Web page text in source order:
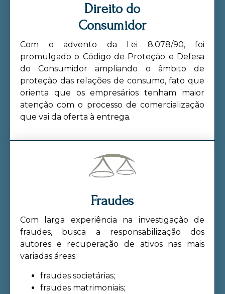
Direito do
Consumidor
Com o advento da Lei 8.078/90, foi
promulgado o Código de Proteção e Defesa
do Consumidor ampliando o âmbito de
proteção das relações de consumo, fato que
orienta que os empresários tenham maior
atenção com o processo de comercialização
que vai da oferta à entrega.
Fraudes
Com larga experiência na investigação de
fraudes, busca a responsabilização dos
autores e recuperação de ativos nas mais
variadas áreas:
fraudes societárias;
fraudes matrimoniais;